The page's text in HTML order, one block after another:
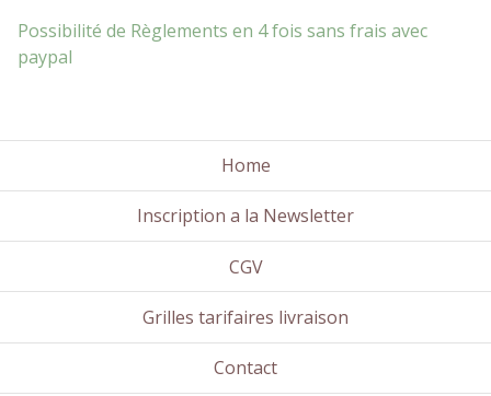
Possibilité de Règlements en 4 fois sans frais avec
paypal
Home
Inscription a la Newsletter
CGV
Grilles tarifaires livraison
Contact